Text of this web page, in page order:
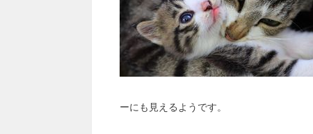
ーにも見えるようです。